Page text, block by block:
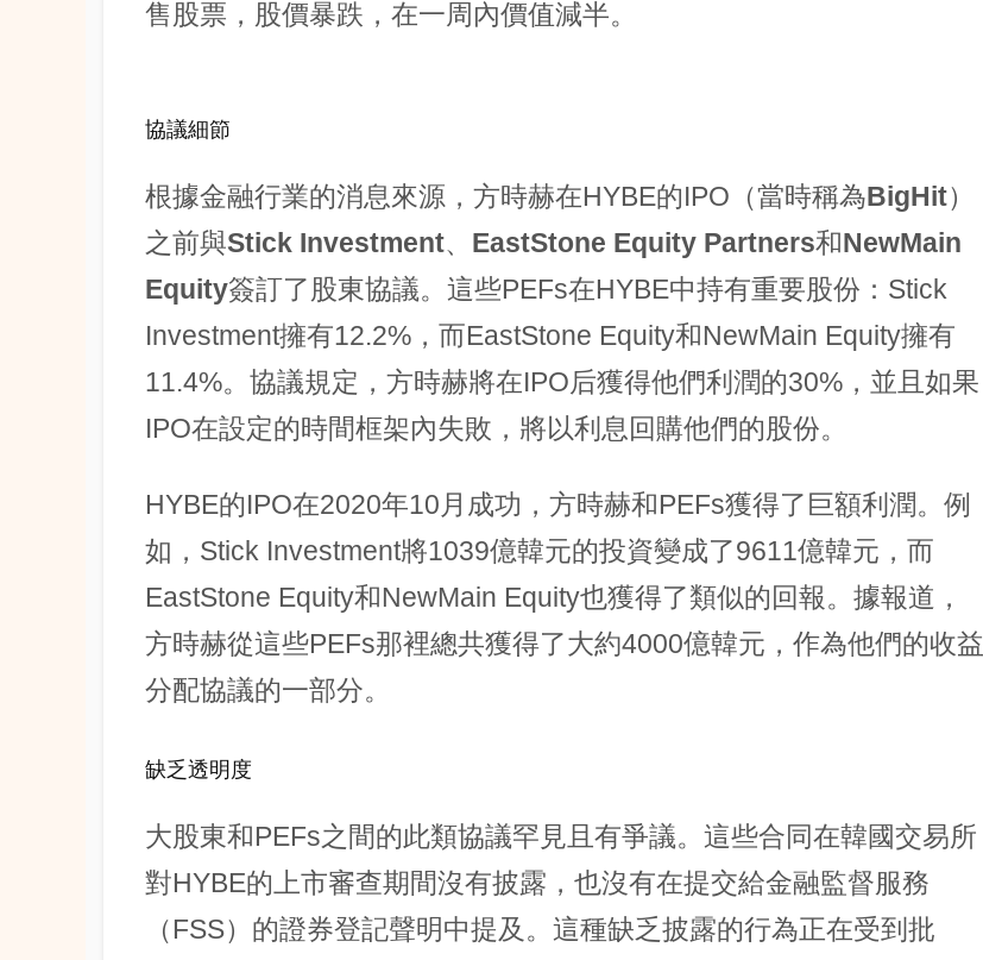
售股票，股價暴跌，在一周內價值減半。
協議細節
根據金融行業的消息來源，方時赫在HYBE的IPO（當時稱為BigHit）
之前與Stick Investment、 EastStone Equity Partners和NewMain
Equity簽訂了股東協議。這些PEFs在HYBE中持有重要股份：Stick
Investment擁有12.2%，而EastStone Equity和NewMain Equity擁有
11.4%。協議規定，方時赫將在IPO后獲得他們利潤的30%，並且如果
IPO在設定的時間框架內失敗，將以利息回購他們的股份。
HYBE的IPO在2020年10月成功，方時赫和PEFs獲得了巨額利潤。例
如，Stick Investment將1039億韓元的投資變成了9611億韓元，而
EastStone Equity和NewMain Equity也獲得了類似的回報。據報道，
方時赫從這些PEFs那裡總共獲得了大約4000億韓元，作為他們的收益
分配協議的一部分。
缺乏透明度
大股東和PEFs之間的此類協議罕見且有爭議。這些合同在韓國交易所
對HYBE的上市審查期間沒有披露，也沒有在提交給金融監督服務
（FSS）的證券登記聲明中提及。這種缺乏披露的行為正在受到批